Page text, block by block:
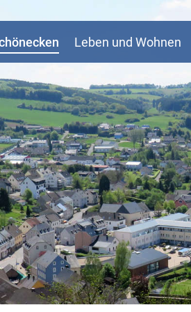
Leben und Wohnen